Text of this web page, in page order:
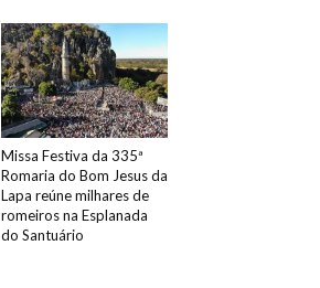
Missa Festiva da 335ª
Romaria do Bom Jesus da
Lapa reúne milhares de
romeiros na Esplanada
do Santuário